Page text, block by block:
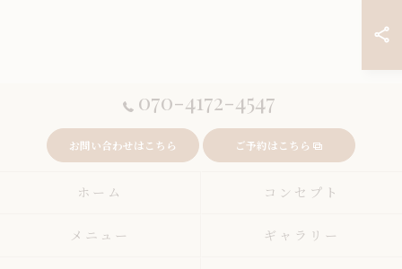
070-4172-4547
お問い合わせはこちら ご予約はこちら
ホーム コンセプト
メニュー ギャラリー